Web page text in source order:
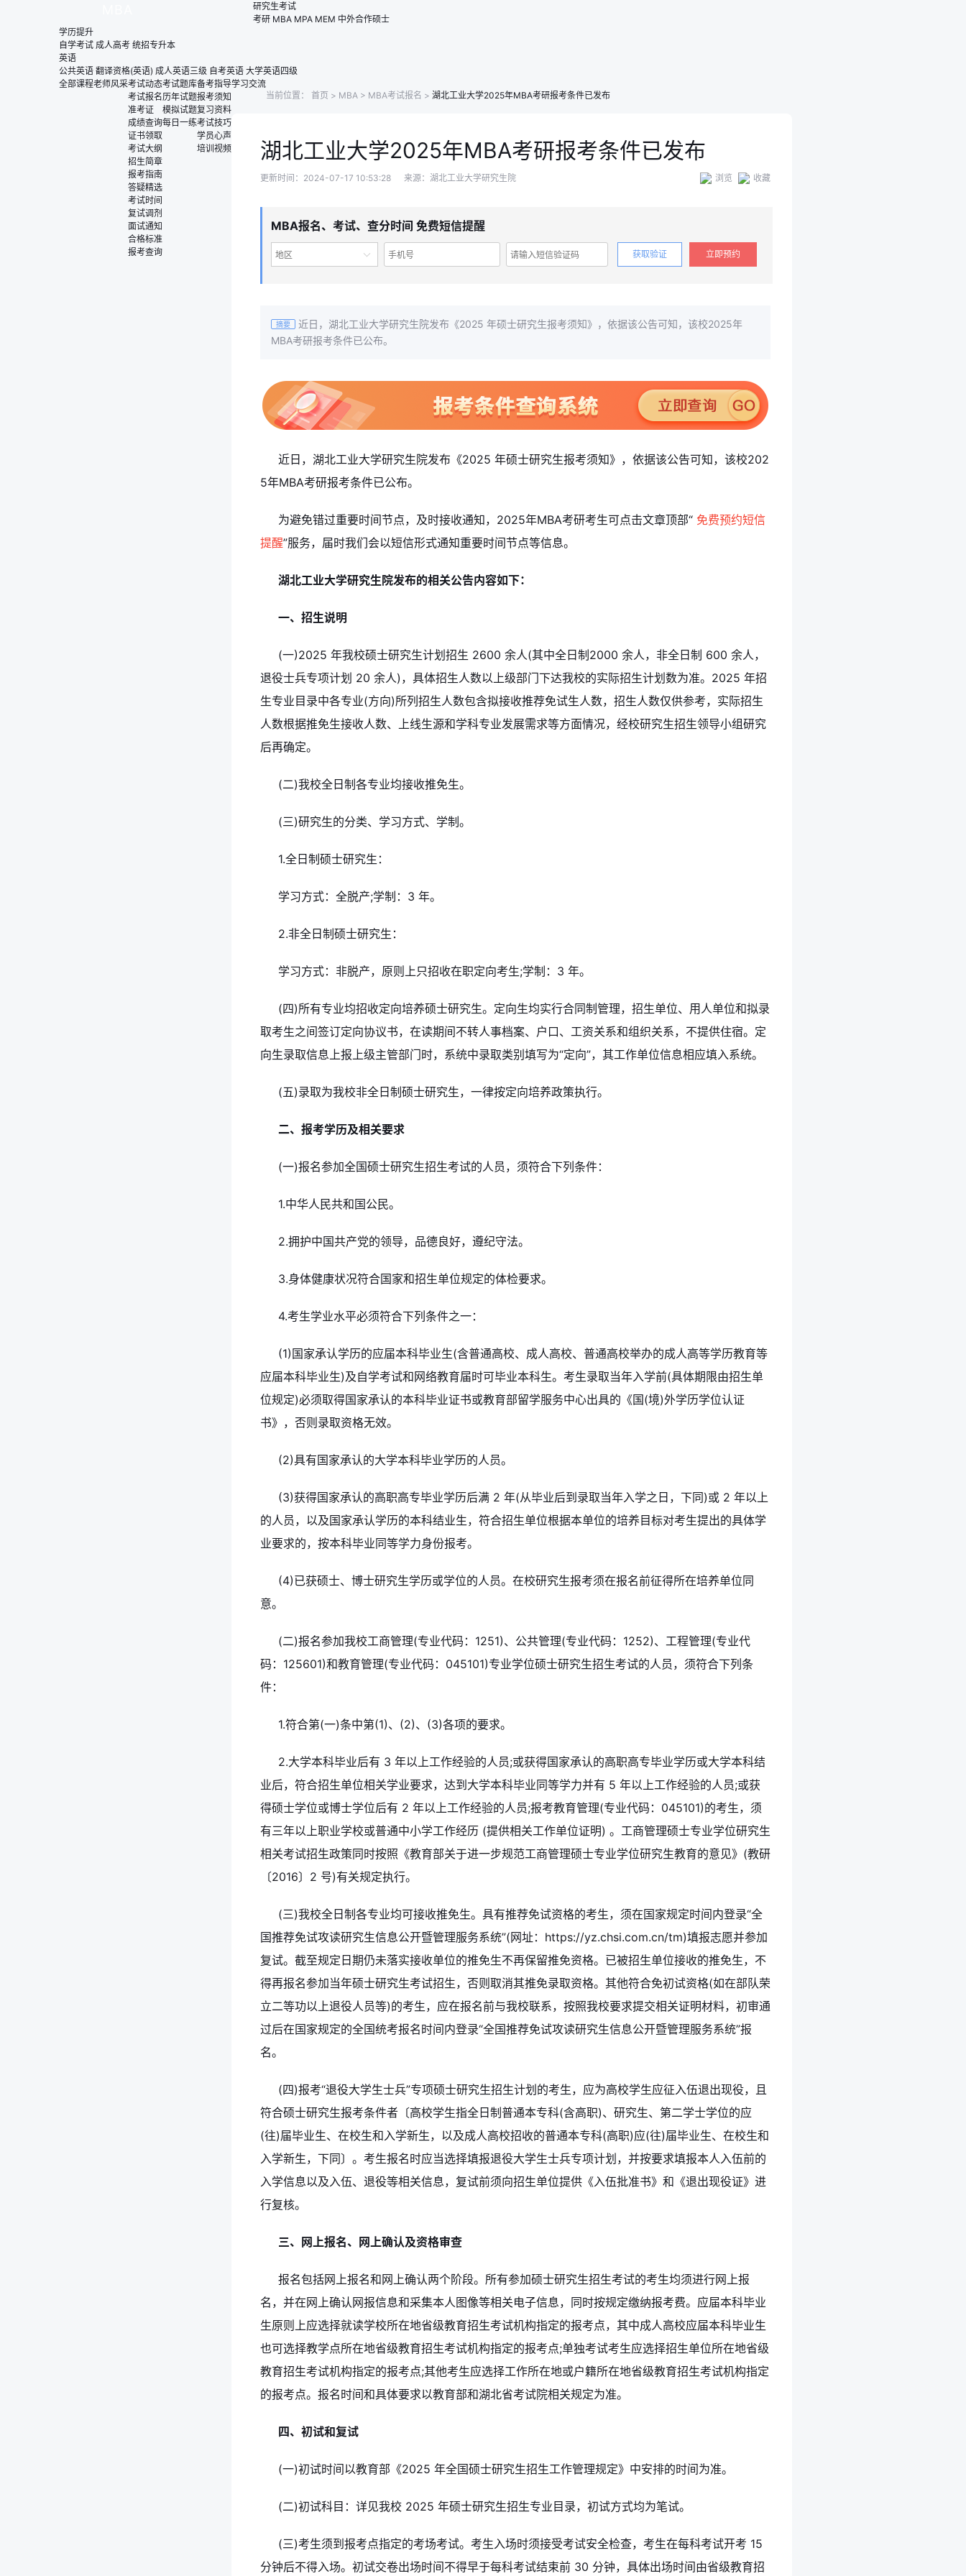
研究生考试
考研 MBA MPA MEM 中外合作硕士
学历提升
自学考试 成人高考 统招专升本
英语
公共英语 翻译资格(英语) 成人英语三级 自考英语 大学英语四级
全部课程老师风采考试动态
考试报名
准考证
成绩查询
证书领取
考试大纲
招生简章
报考指南
答疑精选
考试时间
复试调剂
面试通知
合格标准
报考查询
考试题库
历年试题
模拟试题
每日一练
备考指导
报考须知
复习资料
考试技巧
学员心声
培训视频
学习交流
当前位置：
首页 > MBA > MBA考试报名 > 湖北工业大学2025年MBA考研报考条件已发布
湖北工业大学2025年MBA考研报考条件已发布
更新时间：2024-07-17 10:53:28 来源：湖北工业大学研究生院 浏览 收藏
MBA报名、考试、查分时间 免费短信提醒
地区 获取验证 立即预约
摘要
近日，湖北工业大学研究生院发布《2025 年硕士研究生报考须知》，依据该公告可知，该校2025年
MBA考研报考条件已公布。
近日，湖北工业大学研究生院发布《2025 年硕士研究生报考须知》，依据该公告可知，该校202
5年MBA考研报考条件已公布。
为避免错过重要时间节点，及时接收通知，2025年MBA考研考生可点击文章顶部“ 免费预约短信
提醒”服务，届时我们会以短信形式通知重要时间节点等信息。
湖北工业大学研究生院发布的相关公告内容如下：
一、招生说明
(一)2025 年我校硕士研究生计划招生 2600 余人(其中全日制2000 余人，非全日制 600 余人，
退役士兵专项计划 20 余人)，具体招生人数以上级部门下达我校的实际招生计划数为准。2025 年招
生专业目录中各专业(方向)所列招生人数包含拟接收推荐免试生人数，招生人数仅供参考，实际招生
人数根据推免生接收人数、上线生源和学科专业发展需求等方面情况，经校研究生招生领导小组研究
后再确定。
(二)我校全日制各专业均接收推免生。
(三)研究生的分类、学习方式、学制。
1.全日制硕士研究生：
学习方式：全脱产;学制：3 年。
2.非全日制硕士研究生：
学习方式：非脱产，原则上只招收在职定向考生;学制：3 年。
(四)所有专业均招收定向培养硕士研究生。定向生均实行合同制管理，招生单位、用人单位和拟录
取考生之间签订定向协议书，在读期间不转人事档案、户口、工资关系和组织关系，不提供住宿。定
向生录取信息上报上级主管部门时，系统中录取类别填写为“定向”，其工作单位信息相应填入系统。
(五)录取为我校非全日制硕士研究生，一律按定向培养政策执行。
二、报考学历及相关要求
(一)报名参加全国硕士研究生招生考试的人员，须符合下列条件：
1.中华人民共和国公民。
2.拥护中国共产党的领导，品德良好，遵纪守法。
3.身体健康状况符合国家和招生单位规定的体检要求。
4.考生学业水平必须符合下列条件之一：
(1)国家承认学历的应届本科毕业生(含普通高校、成人高校、普通高校举办的成人高等学历教育等
应届本科毕业生)及自学考试和网络教育届时可毕业本科生。考生录取当年入学前(具体期限由招生单
位规定)必须取得国家承认的本科毕业证书或教育部留学服务中心出具的《国(境)外学历学位认证
书》，否则录取资格无效。
(2)具有国家承认的大学本科毕业学历的人员。
(3)获得国家承认的高职高专毕业学历后满 2 年(从毕业后到录取当年入学之日，下同)或 2 年以上
的人员，以及国家承认学历的本科结业生，符合招生单位根据本单位的培养目标对考生提出的具体学
业要求的，按本科毕业同等学力身份报考。
(4)已获硕士、博士研究生学历或学位的人员。在校研究生报考须在报名前征得所在培养单位同
意。
(二)报名参加我校工商管理(专业代码：1251)、公共管理(专业代码：1252)、工程管理(专业代
码：125601)和教育管理(专业代码：045101)专业学位硕士研究生招生考试的人员，须符合下列条
件：
1.符合第(一)条中第(1)、(2)、(3)各项的要求。
2.大学本科毕业后有 3 年以上工作经验的人员;或获得国家承认的高职高专毕业学历或大学本科结
业后，符合招生单位相关学业要求，达到大学本科毕业同等学力并有 5 年以上工作经验的人员;或获
得硕士学位或博士学位后有 2 年以上工作经验的人员;报考教育管理(专业代码：045101)的考生，须
有三年以上职业学校或普通中小学工作经历 (提供相关工作单位证明) 。工商管理硕士专业学位研究生
相关考试招生政策同时按照《教育部关于进一步规范工商管理硕士专业学位研究生教育的意见》(教研
〔2016〕2 号)有关规定执行。
(三)我校全日制各专业均可接收推免生。具有推荐免试资格的考生，须在国家规定时间内登录“全
国推荐免试攻读研究生信息公开暨管理服务系统”(网址：https://yz.chsi.com.cn/tm)填报志愿并参加
复试。截至规定日期仍未落实接收单位的推免生不再保留推免资格。已被招生单位接收的推免生，不
得再报名参加当年硕士研究生考试招生，否则取消其推免录取资格。其他符合免初试资格(如在部队荣
立二等功以上退役人员等)的考生，应在报名前与我校联系，按照我校要求提交相关证明材料，初审通
过后在国家规定的全国统考报名时间内登录“全国推荐免试攻读研究生信息公开暨管理服务系统”报
名。
(四)报考“退役大学生士兵”专项硕士研究生招生计划的考生，应为高校学生应征入伍退出现役，且
符合硕士研究生报考条件者〔高校学生指全日制普通本专科(含高职)、研究生、第二学士学位的应
(往)届毕业生、在校生和入学新生，以及成人高校招收的普通本专科(高职)应(往)届毕业生、在校生和
入学新生，下同〕。考生报名时应当选择填报退役大学生士兵专项计划，并按要求填报本人入伍前的
入学信息以及入伍、退役等相关信息，复试前须向招生单位提供《入伍批准书》和《退出现役证》进
行复核。
三、网上报名、网上确认及资格审查
报名包括网上报名和网上确认两个阶段。所有参加硕士研究生招生考试的考生均须进行网上报
名，并在网上确认网报信息和采集本人图像等相关电子信息，同时按规定缴纳报考费。应届本科毕业
生原则上应选择就读学校所在地省级教育招生考试机构指定的报考点，其中成人高校应届本科毕业生
也可选择教学点所在地省级教育招生考试机构指定的报考点;单独考试考生应选择招生单位所在地省级
教育招生考试机构指定的报考点;其他考生应选择工作所在地或户籍所在地省级教育招生考试机构指定
的报考点。报名时间和具体要求以教育部和湖北省考试院相关规定为准。
四、初试和复试
(一)初试时间以教育部《2025 年全国硕士研究生招生工作管理规定》中安排的时间为准。
(二)初试科目：详见我校 2025 年硕士研究生招生专业目录，初试方式均为笔试。
(三)考生须到报考点指定的考场考试。考生入场时须接受考试安全检查，考生在每科考试开考 15
分钟后不得入场。初试交卷出场时间不得早于每科考试结束前 30 分钟，具体出场时间由省级教育招